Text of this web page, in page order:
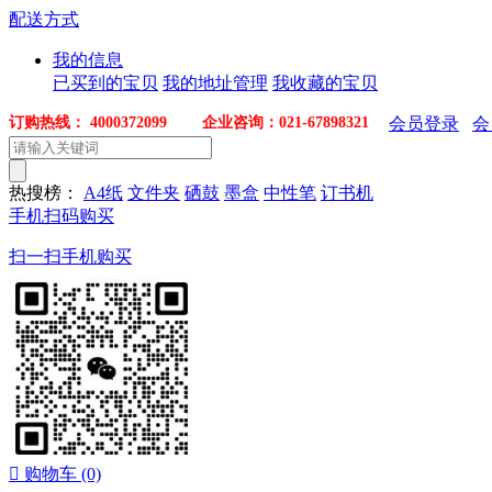
配送方式
我的信息
已买到的宝贝 我的地址管理 我收藏的宝贝
订购热线： 4000372099 企业咨询：021-67898321 会员登录
热搜榜： A4纸 文件夹 硒鼓 墨盒 中性笔 订书机
手机扫码购买
扫一扫手机购买
 购物车 (0)